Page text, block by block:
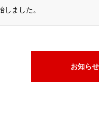
ました。
お知ら